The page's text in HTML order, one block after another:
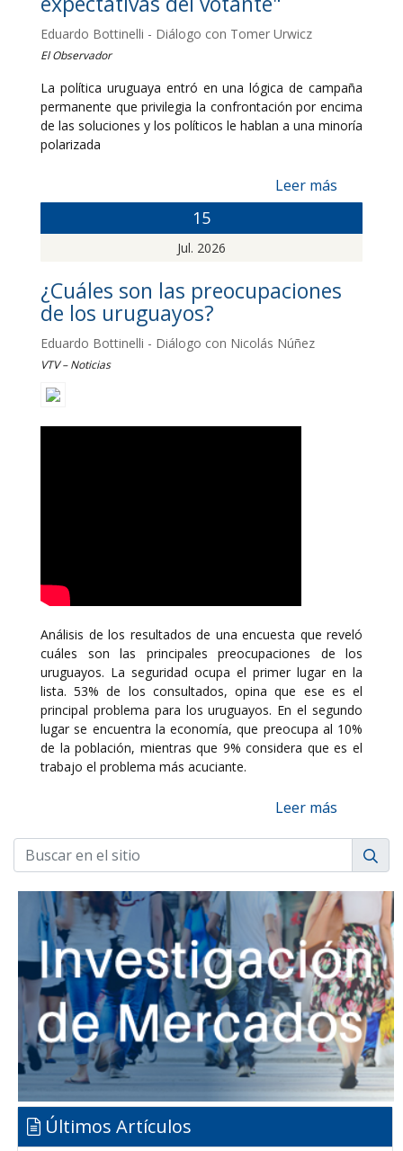
Eduardo Bottinelli - Diálogo con Tomer Urwicz
El Observador
La política uruguaya entró en una lógica de campaña
permanente que privilegia la confrontación por encima
de las soluciones y los políticos le hablan a una minoría
polarizada
Leer más
15
Jul. 2026
¿Cuáles son las preocupaciones
de los uruguayos?
Eduardo Bottinelli - Diálogo con Nicolás Núñez
VTV – Noticias
Análisis de los resultados de una encuesta que reveló
cuáles son las principales preocupaciones de los
uruguayos. La seguridad ocupa el primer lugar en la
lista. 53% de los consultados, opina que ese es el
principal problema para los uruguayos. En el segundo
lugar se encuentra la economía, que preocupa al 10%
de la población, mientras que 9% considera que es el
trabajo el problema más acuciante.
Leer más
Últimos Artículos